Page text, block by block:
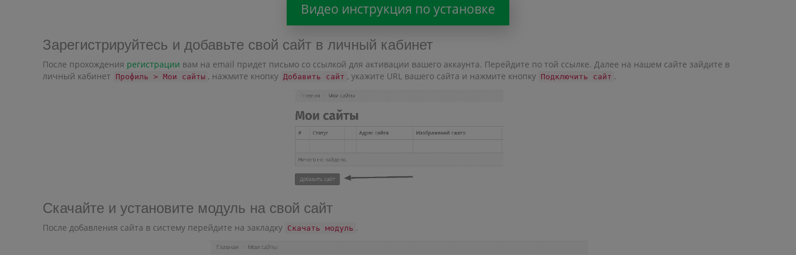
Видео инструкция по установке
Зарегистрируйтесь и добавьте свой сайт в личный кабинет
После прохождения регистрации вам на email придет письмо со ссылкой для активации вашего аккаунта. Перейдите по той ссылке. Далее на нашем сайте зайдите в
личный кабинет
Профиль > Мои сайты , нажмите кнопку Добавить сайт , укажите URL вашего сайта и нажмите кнопку Подключить сайт .
Скачайте и установите модуль на свой сайт
После добавления сайта в систему перейдите на закладку Скачать модуль .